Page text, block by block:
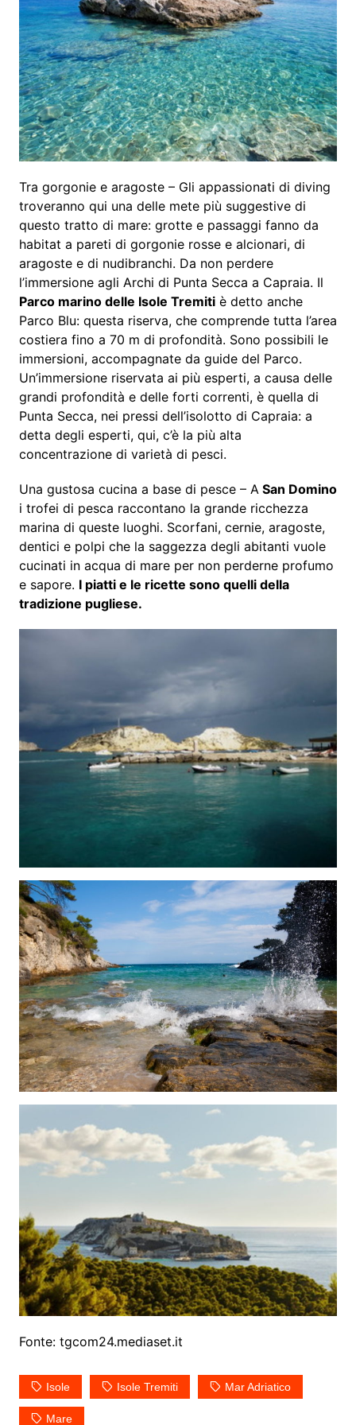
Tra gorgonie e aragoste – Gli appassionati di diving
troveranno qui una delle mete più suggestive di
questo tratto di mare: grotte e passaggi fanno da
habitat a pareti di gorgonie rosse e alcionari, di
aragoste e di nudibranchi. Da non perdere
l’immersione agli Archi di Punta Secca a Capraia. Il
Parco marino delle Isole Tremitiè detto anche
Parco Blu: questa riserva, che comprende tutta l’area
costiera fino a 70 m di profondità. Sono possibili le
immersioni, accompagnate da guide del Parco.
Un’immersione riservata ai più esperti, a causa delle
grandi profondità e delle forti correnti, è quella di
Punta Secca, nei pressi dell’isolotto di Capraia: a
detta degli esperti, qui, c’è la più alta
concentrazione di varietà di pesci.
Una gustosa cucina a base di pesce – A San Domino
i trofei di pesca raccontano la grande ricchezza
marina di queste luoghi. Scorfani, cernie, aragoste,
dentici e polpi che la saggezza degli abitanti vuole
cucinati in acqua di mare per non perderne profumo
e sapore. I piatti e le ricette sono quelli della
tradizione pugliese.
Fonte: tgcom24.mediaset.it
Isole Isole Tremiti Mar Adriatico
Mare